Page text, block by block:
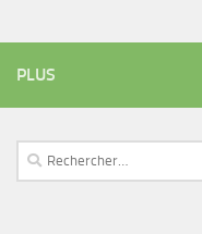
PLUS
Rechercher :